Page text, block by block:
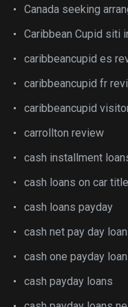
Canada seeking
Caribbean Cupid siti
caribbeancupid es
caribbeancupid fr
caribbeancupid
carrollton review
cash installment
cash loans on car title
cash loans payday
cash net pay day loan
cash one payday
cash payday loans